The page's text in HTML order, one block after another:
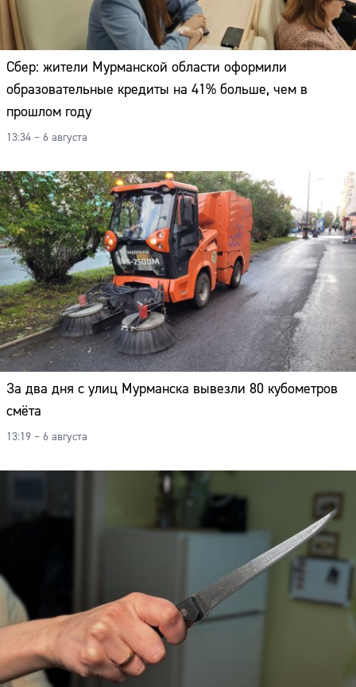
Сбер: жители Мурманской области оформили
образовательные кредиты на 41% больше, чем в
прошлом году
13:34 – 6 августа
За два дня с улиц Мурманска вывезли 80 кубометров
смёта
13:19 – 6 августа